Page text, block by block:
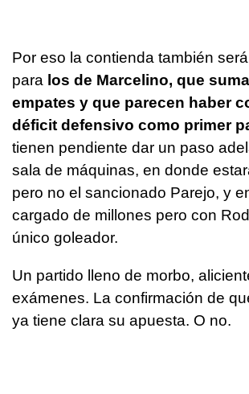
Por eso la contienda también
para los de Marcelino, que
empates y que parecen haber
déficit defensivo como primer
tienen pendiente dar un paso
sala de máquinas, en donde
pero no el sancionado Parejo, y
cargado de millones pero con
único goleador.
Un partido lleno de morbo,
exámenes. La confirmación de
ya tiene clara su apuesta. O no.